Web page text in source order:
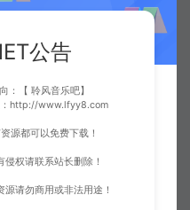
作曲， 黄晓明
12月10日发行的音乐
中国原创音乐流行榜
公告
：【 聆风音乐吧】
：http://www.lfyy8.com
源都可以免费下载！
权请联系站长删除！
请勿商用或非法用途！